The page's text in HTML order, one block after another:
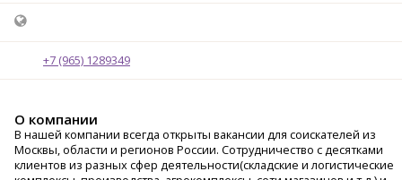
+7 (965) 1289349
О компании
В нашей компании всегда открыты вакансии для соискателей из
Москвы, области и регионов России. Сотрудничество с десятками
клиентов из разных сфер деятельности(складские и логистические